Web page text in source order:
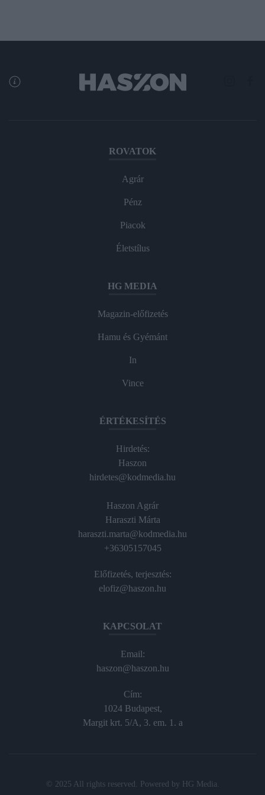
ROVATOK
Agrár
Pénz
Piacok
Életstílus
HG MEDIA
Magazin-előfizetés
Hamu és Gyémánt
In
Vince
ÉRTÉKESÍTÉS
Hirdetés:
Haszon
hirdetes@kodmedia.hu
Haszon Agrár
Haraszti Márta
haraszti.marta@kodmedia.hu
+36305157045
Előfizetés, terjesztés:
elofiz@haszon.hu
KAPCSOLAT
Email:
haszon@haszon.hu
Cím:
1024 Budapest,
Margit krt. 5/A, 3. em. 1. a
© 2025 All rights reserved. Powered by HG Media